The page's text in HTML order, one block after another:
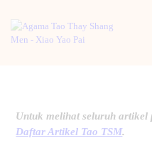
Untuk melihat seluruh
Daftar Artikel Tao TSM.